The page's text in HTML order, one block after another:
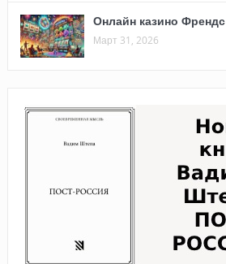
Онлайн казино Френдс
Март 31, 2026